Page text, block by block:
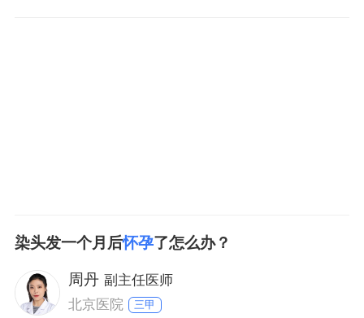
染头发一个月后怀孕了怎么办？
周丹 副主任医师
北京医院
三甲